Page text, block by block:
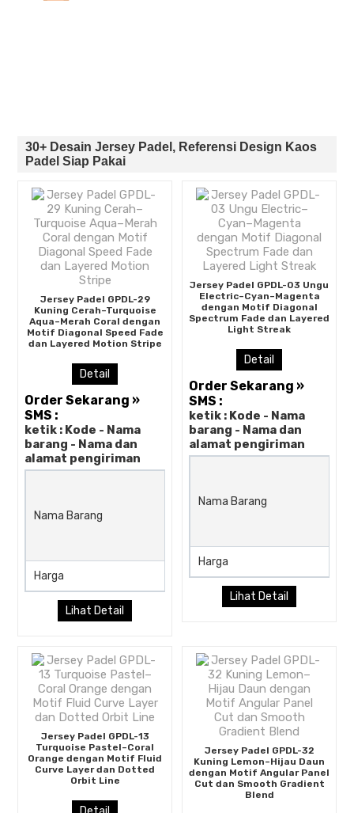
30+ Desain Jersey Padel, Referensi Design Kaos
Padel Siap Pakai
Jersey Padel GPDL-29
Kuning Cerah–Turquoise
Aqua–Merah Coral dengan
Motif Diagonal Speed Fade
dan Layered Motion Stripe
Detail
Order Sekarang »
SMS :
ketik : Kode - Nama
barang - Nama dan
alamat pengiriman
Nama Barang
Cerah–Turquoise
Motion Stripe
Harga Rp (Hubungi CS)
Lihat Detail
Jersey Padel GPDL-03 Ungu
Electric–Cyan–Magenta
dengan Motif Diagonal
Spectrum Fade dan Layered
Light Streak
Detail
Order Sekarang »
SMS :
ketik : Kode - Nama
barang - Nama dan
alamat pengiriman
Nama Barang
Harga
Lihat Detail
Jersey Padel GPDL-13
Turquoise Pastel–Coral
Orange dengan Motif Fluid
Curve Layer dan Dotted
Orbit Line
Jersey Padel GPDL-32
Kuning Lemon–Hijau Daun
dengan Motif Angular Panel
Cut dan Smooth Gradient
Blend